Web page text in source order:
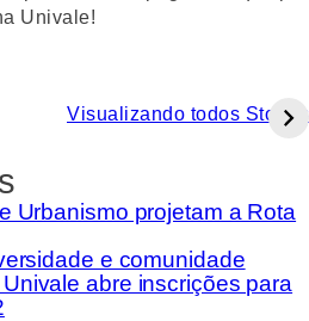
Univale!
Visualizando todos Stories
Urbanismo projetam a Rota
e comunidade
abre inscrições para